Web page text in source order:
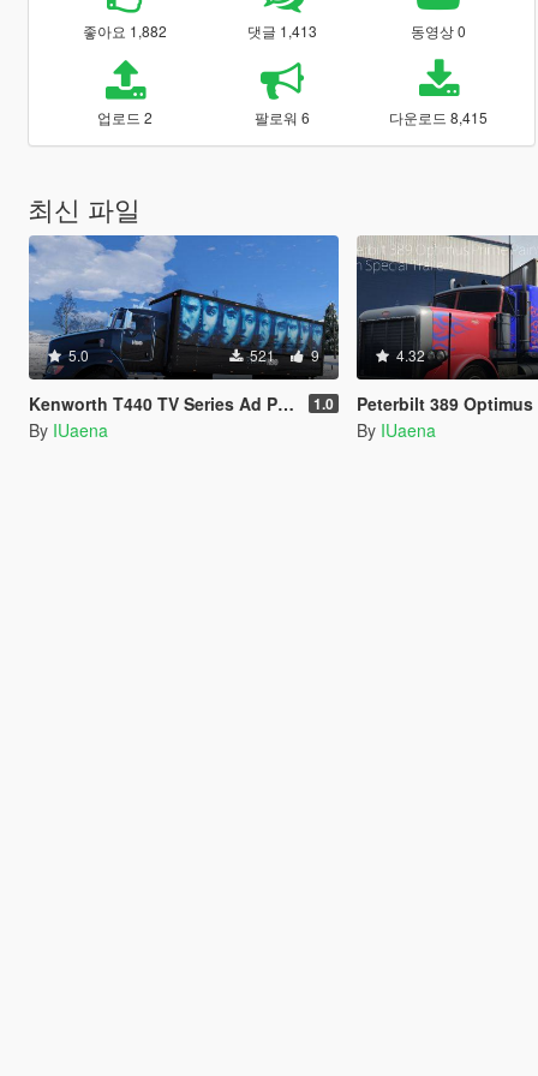
좋아요 1,882 댓글 1,413 동영상 0
업로드 2 팔로워 6 다운로드 8,415
최신 파일
5.0 521 9
Kenworth T440 TV Series Ad Pack 1.0
By IUaena
4.32
Peterbilt 389 Optimus Prime Paintjob
By IUaena